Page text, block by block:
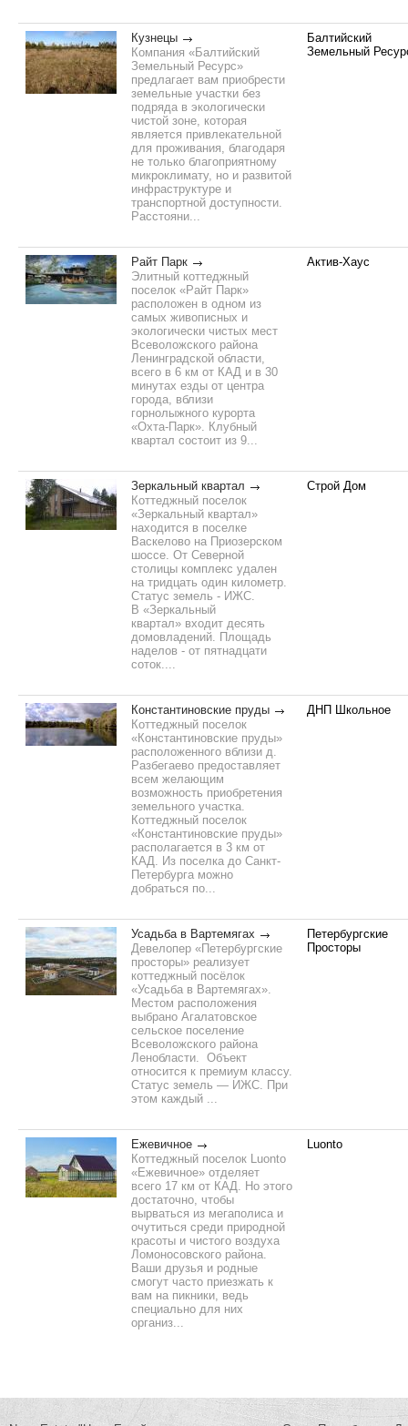
Кузнецы
Компания «Балтийский
Земельный Ресурс»
предлагает вам приобрести
земельные участки без
подряда в экологически
чистой зоне, которая
является привлекательной
для проживания, благодаря
не только благоприятному
микроклимату, но и развитой
инфраструктуре и
транспортной доступности.
Расстояни...
Балтийский
Земельный
Райт Парк
Элитный коттеджный
поселок «Райт Парк»
расположен в одном из
самых живописных и
экологически чистых мест
Всеволожского района
Ленинградской области,
всего в 6 км от КАД и в 30
минутах езды от центра
города, вблизи
горнолыжного курорта
«Охта-Парк». Клубный
квартал состоит из 9...
Актив-Хаус
Зеркальный квартал
Коттеджный поселок
«Зеркальный квартал»
находится в поселке
Васкелово на Приозерском
шоссе. От Северной
столицы комплекс удален
на тридцать один километр.
Статус земель - ИЖС.
В «Зеркальный
квартал» входит десять
домовладений. Площадь
наделов - от пятнадцати
соток....
Строй Дом
Константиновские пруды
Коттеджный поселок
«Константиновские пруды»
расположенного вблизи д.
Разбегаево предоставляет
всем желающим
возможность приобретения
земельного участка.
Коттеджный поселок
«Константиновские пруды»
располагается в 3 км от
КАД. Из поселка до Санкт-
Петербурга можно
добраться по...
ДНП Школьное
Усадьба в Вартемягах
Девелопер «Петербургские
просторы» реализует
коттеджный посёлок
«Усадьба в Вартемягах».
Местом расположения
выбрано Агалатовское
сельское поселение
Всеволожского района
Ленобласти. Объект
относится к премиум классу.
Статус земель — ИЖС. При
этом каждый ...
Петербургские
Просторы
Ежевичное
Коттеджный поселок Luonto
«Ежевичное» отделяет
всего 17 км от КАД. Но этого
достаточно, чтобы
вырваться из мегаполиса и
очутиться среди природной
красоты и чистого воздуха
Ломоносовского района.
Ваши друзья и родные
смогут часто приезжать к
вам на пикники, ведь
специально для них
организ...
Luonto